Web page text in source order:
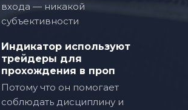
входа — никакой
субъективности
Индикатор используют
трейдеры для
прохождения в проп
Потому что он помогает
соблюдать дисциплину и